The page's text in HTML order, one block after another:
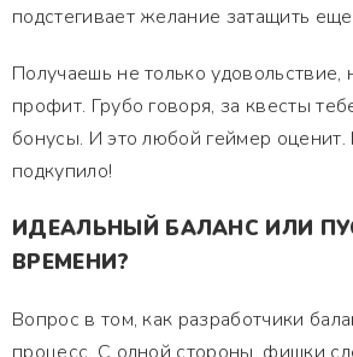
подстегивает желание затащить
Получаешь не только
профит. Грубо говоря, за квесты
бонусы. И это любой геймер
подкупило!
ИДЕАЛЬНЫЙ БАЛАНС ИЛИ
ВРЕМЕНИ?
Вопрос в том, как разработчики